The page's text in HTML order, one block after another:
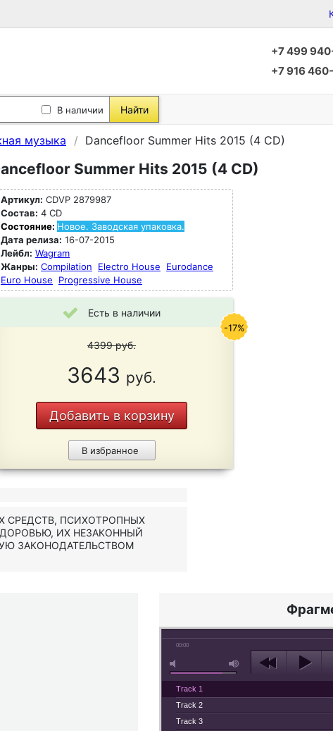
+7 499
+7 916
В наличии Найти
музыка Dancefloor Summer Hits 2015 (4 CD)
Summer Hits 2015 (4 CD)
Артикул: CDVP 2879987
Состав: 4 CD
Состояние: Новое. Заводская упаковка.
Дата релиза: 16-07-2015
Лейбл: Wagram
Жанры: Compilation Electro House
Eurodance
Euro House
Progressive House
Есть в наличии
4399руб.
3643 руб.
Добавить в корзину
В избранное
-17%
СРЕДСТВ, ПСИХОТРОПНЫХ
ИХ НЕЗАКОННЫЙ
ЗАКОНОДАТЕЛЬСТВОМ
00:00
Track 1
Track 2
Track 3